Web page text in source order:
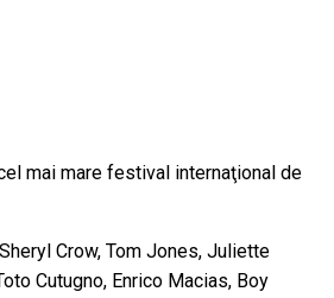
mai mare festival internaţional de
Crow, Tom Jones, Juliette
Cutugno, Enrico Macias, Boy